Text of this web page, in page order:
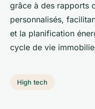
grâce à des rapports
personnalisés,
et la planification
cycle de vie
High tech